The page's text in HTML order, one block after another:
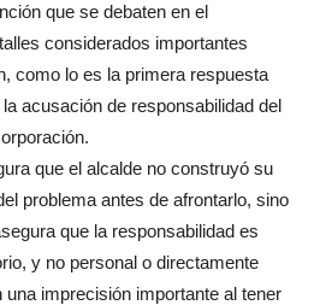
que se debaten en el
considerados importantes
como lo es la primera respuesta
acusación de responsabilidad del
que el alcalde no construyó su
problema antes de afrontarlo, sino
que la responsabilidad es
y no personal o directamente
imprecisión importante al tener